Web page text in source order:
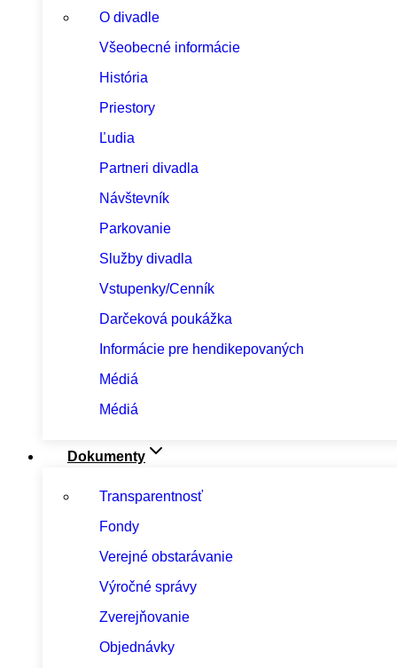
O divadle
Všeobecné informácie
História
Priestory
Ľudia
Partneri divadla
Návštevník
Parkovanie
Služby divadla
Vstupenky/Cenník
Darčeková poukážka
Informácie pre hendikepovaných
Médiá
Médiá
Dokumenty
Transparentnosť
Fondy
Verejné obstarávanie
Výročné správy
Zverejňovanie
Objednávky